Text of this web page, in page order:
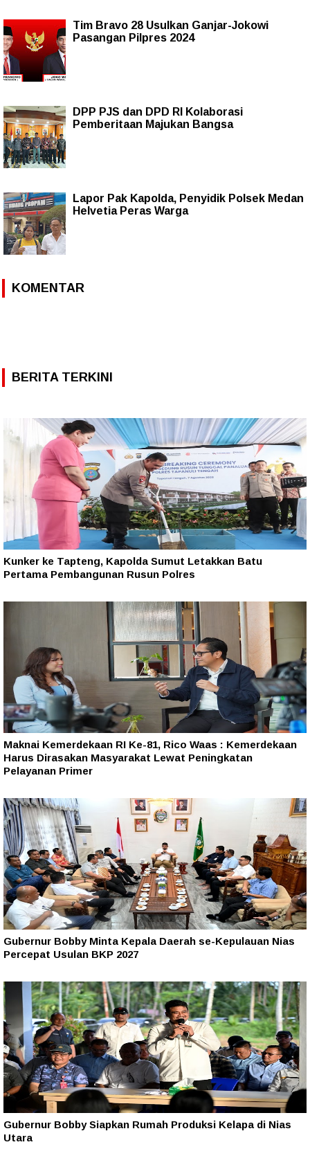
Tim Bravo 28 Usulkan Ganjar-Jokowi
Pasangan Pilpres 2024
DPP PJS dan DPD RI Kolaborasi
Pemberitaan Majukan Bangsa
Lapor Pak Kapolda, Penyidik Polsek Medan
Helvetia Peras Warga
KOMENTAR
BERITA TERKINI
Kunker ke Tapteng, Kapolda Sumut Letakkan Batu
Pertama Pembangunan Rusun Polres
Maknai Kemerdekaan RI Ke-81, Rico Waas : Kemerdekaan
Harus Dirasakan Masyarakat Lewat Peningkatan
Pelayanan Primer
Gubernur Bobby Minta Kepala Daerah se-Kepulauan Nias
Percepat Usulan BKP 2027
Gubernur Bobby Siapkan Rumah Produksi Kelapa di Nias
Utara